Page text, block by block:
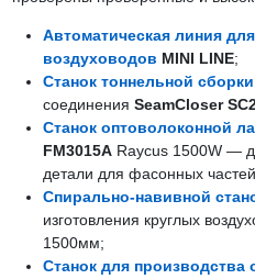
Автоматическая линия
воздуховодов MINI LINE;
Станок тоннельной сборки
соединения SeamCloser
Станок оптоволоконной
FM3015ARaycus 1500W —
детали для фасонных
Спирально-навивной
изготовления круглых
1500мм;
Станок для производства